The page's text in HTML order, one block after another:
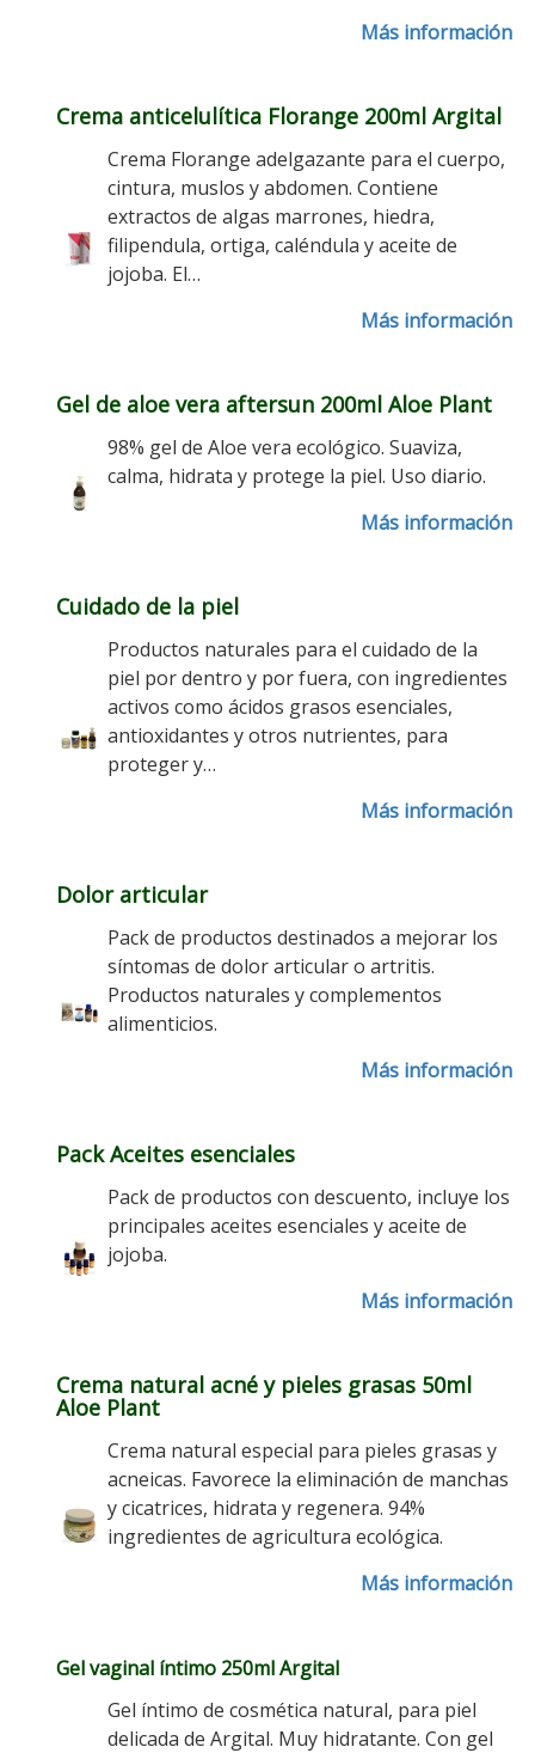
Más información
Crema anticelulítica Florange 200ml Argital
Crema Florange adelgazante para el cuerpo,
cintura, muslos y abdomen. Contiene
extractos de algas marrones, hiedra,
filipendula, ortiga, caléndula y aceite de
jojoba. El…
Más información
Gel de aloe vera aftersun 200ml Aloe Plant
98% gel de Aloe vera ecológico. Suaviza,
calma, hidrata y protege la piel. Uso diario.
Más información
Cuidado de la piel
Productos naturales para el cuidado de la
piel por dentro y por fuera, con ingredientes
activos como ácidos grasos esenciales,
antioxidantes y otros nutrientes, para
proteger y…
Más información
Dolor articular
Pack de productos destinados a mejorar los
síntomas de dolor articular o artritis.
Productos naturales y complementos
alimenticios.
Más información
Pack Aceites esenciales
Pack de productos con descuento, incluye los
principales aceites esenciales y aceite de
jojoba.
Más información
Crema natural acné y pieles grasas 50ml
Aloe Plant
Crema natural especial para pieles grasas y
acneicas. Favorece la eliminación de manchas
y cicatrices, hidrata y regenera. 94%
ingredientes de agricultura ecológica.
Más información
Gel vaginal íntimo 250ml Argital
Gel íntimo de cosmética natural, para piel
delicada de Argital. Muy hidratante. Con gel